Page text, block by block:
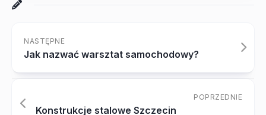
NASTĘPNE
Jak nazwać warsztat samochodowy?
POPRZEDNIE
Konstrukcje stalowe Szczecin